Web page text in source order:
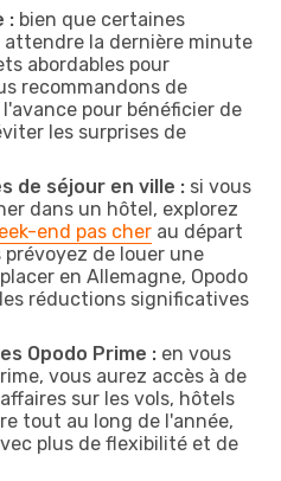
: bien que certaines
la dernière minute
abordables pour
recommandons de
pour bénéficier de
les surprises de
de séjour en ville : si vous
dans un hôtel, explorez
end pas cher au départ
prévoyez de louer une
en Allemagne, Opodo
réductions significatives
Opodo Prime : en vous
vous aurez accès à de
sur les vols, hôtels
tout au long de l'année,
plus de flexibilité et de